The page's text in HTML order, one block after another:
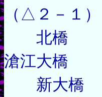
（△２－
北橋
滄江大橋
新大